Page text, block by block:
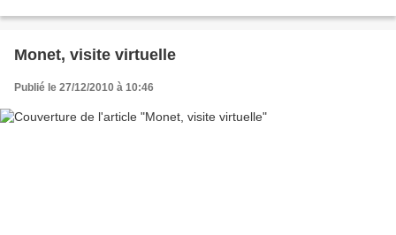
Monet, visite virtuelle
Publié le 27/12/2010 à 10:46